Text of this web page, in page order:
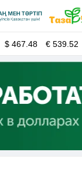
$467.48 €539.52